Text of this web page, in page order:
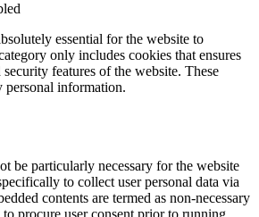
essential for the website to
only includes cookies that ensures
features of the website. These
personal information.
be particularly necessary for the website
to collect user personal data via
contents are termed as non-necessary